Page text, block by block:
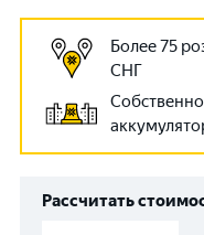
Более 75
СНГ
Рассчитать